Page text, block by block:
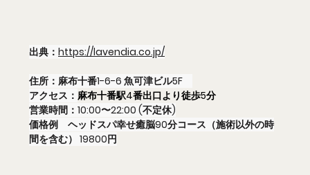
出典： https://lavendia.co.jp/
住所：麻布十番1-6-6 魚可津ビル5F
アクセス： 麻布十番駅4番出口より徒歩5分
営業時間：10:00〜22:00 (不定休)
価格例　ヘッドスパ幸せ癒脳90分コース（施術以外の時
間を含む） 19800円